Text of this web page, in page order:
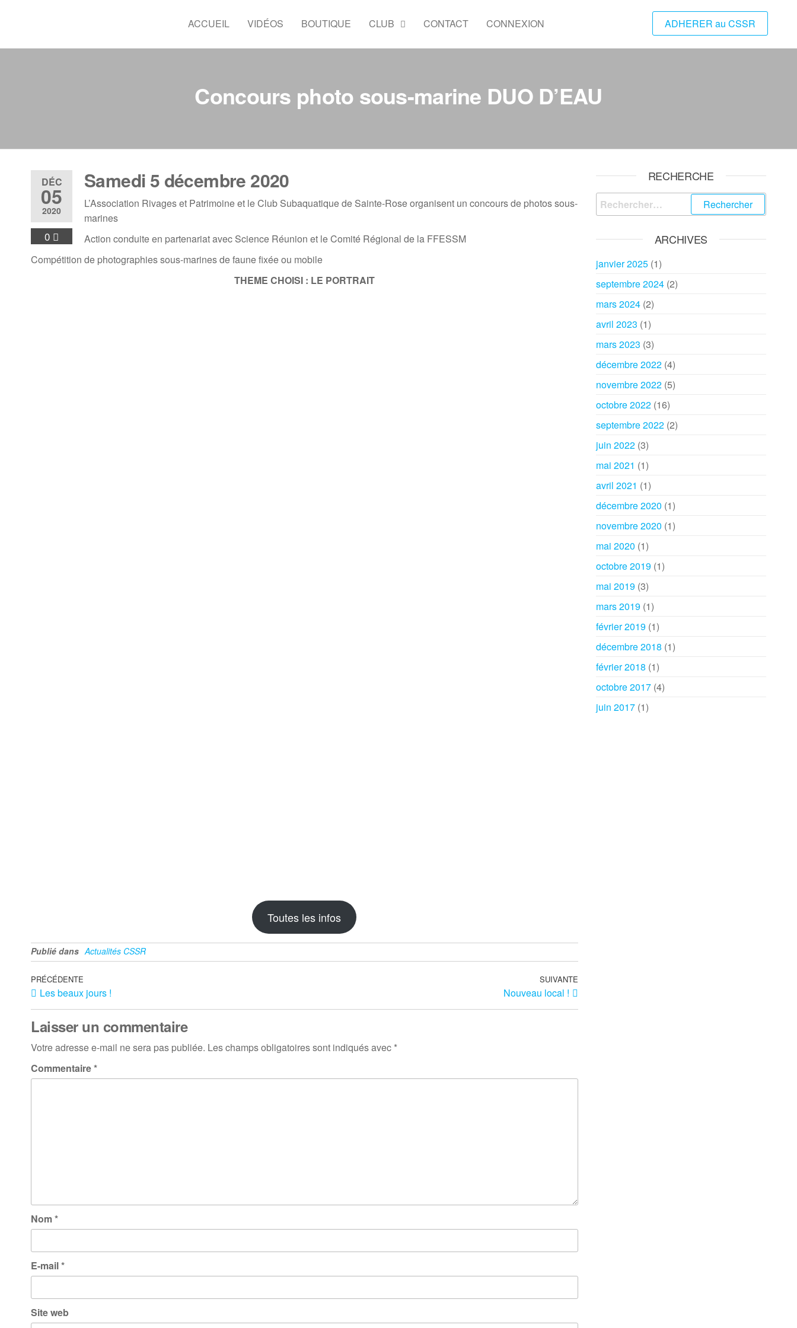
content
dans l'Est,
ADHERER au CSSR
ACCUEIL VIDÉOS BOUTIQUE CLUB CONTACT CONNEXION
Concours photo sous-marine DUO D’EAU
DÉC
05
2020
0
Samedi 5 décembre 2020
L’Association Rivages et Patrimoine et le Club Subaquatique de Sainte-Rose organisent un concours de photos sous-
marines
Action conduite en partenariat avec Science Réunion et le Comité Régional de la FFESSM
Compétition de photographies sous-marines de faune fixée ou mobile
THEME CHOISI : LE PORTRAIT
Toutes les infos
Publié dans Actualités CSSR
Navigation
de
l’article
Article
précédent
PRÉCÉDENTE
Les beaux jours !
Article
SUIVANTE
Nouveau local !
Laisser un commentaire
Votre adresse e-mail ne sera pas publiée. Les champs obligatoires sont indiqués avec *
Commentaire*
Nom*
E-mail*
Site web
RECHERCHE
Rechercher :
ARCHIVES
janvier 2025(1)
septembre 2024(2)
mars 2024(2)
avril 2023 (1)
mars 2023 (3)
décembre 2022(4)
novembre 2022(5)
octobre 2022(16)
septembre 2022(2)
juin 2022(3)
mai 2021 (1)
avril 2021 (1)
décembre 2020 (1)
novembre 2020 (1)
mai 2020 (1)
octobre 2019(1)
mai 2019(3)
mars 2019(1)
février 2019(1)
décembre 2018 (1)
février 2018 (1)
octobre 2017(4)
juin 2017(1)